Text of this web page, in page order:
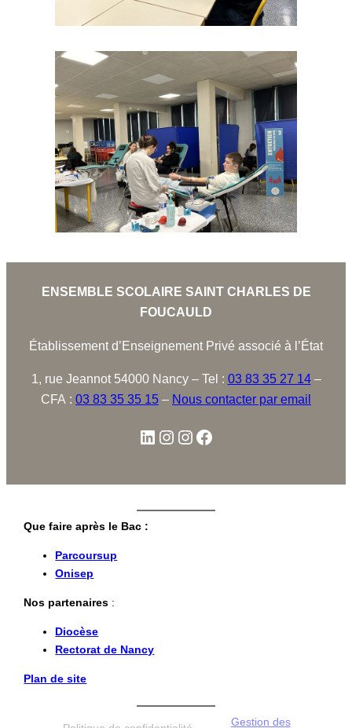
ENSEMBLE SCOLAIRE SAINT CHARLES DE
FOUCAULD
Établissement d’Enseignement Privé associé à l’État
1, rue Jeannot 54000 Nancy – Tel : 03 83 35 27 14–
CFA : 03 83 35 35 15 – Nous contacter par email
Que faire après le Bac :
Parcoursup
Onisep
Nos partenaires :
Diocèse
Rectorat de Nancy
Plan de site
Gestion des